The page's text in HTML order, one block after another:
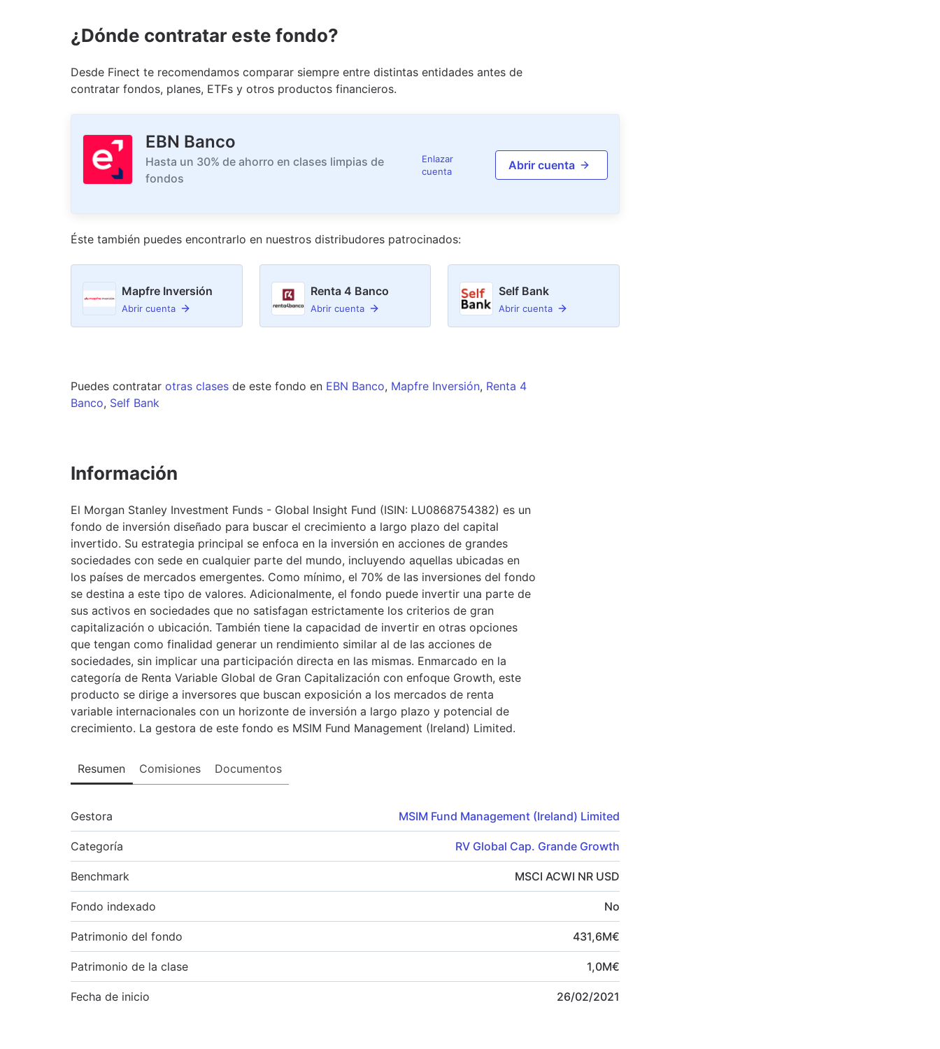
¿Dónde contratar este fondo?
Desde Finect te recomendamos comparar siempre entre distintas entidades antes de
contratar fondos, planes, ETFs y otros productos financieros.
EBN Banco
Hasta un 30% de ahorro en clases limpias de
fondos
Enlazar
cuenta
Abrir cuenta
Éste también puedes encontrarlo en nuestros distribudores patrocinados:
Mapfre Inversión
Abrir cuenta
Renta 4 Banco
Abrir cuenta
Self Bank
Abrir cuenta
Puedes contratar otras clases de este fondo en EBN Banco, Mapfre Inversión, Renta 4
Banco, Self Bank
Información
El Morgan Stanley Investment Funds - Global Insight Fund (ISIN: LU0868754382) es un
fondo de inversión diseñado para buscar el crecimiento a largo plazo del capital
invertido. Su estrategia principal se enfoca en la inversión en acciones de grandes
sociedades con sede en cualquier parte del mundo, incluyendo aquellas ubicadas en
los países de mercados emergentes. Como mínimo, el 70% de las inversiones del fondo
se destina a este tipo de valores. Adicionalmente, el fondo puede invertir una parte de
sus activos en sociedades que no satisfagan estrictamente los criterios de gran
capitalización o ubicación. También tiene la capacidad de invertir en otras opciones
que tengan como finalidad generar un rendimiento similar al de las acciones de
sociedades, sin implicar una participación directa en las mismas. Enmarcado en la
categoría de Renta Variable Global de Gran Capitalización con enfoque Growth, este
producto se dirige a inversores que buscan exposición a los mercados de renta
variable internacionales con un horizonte de inversión a largo plazo y potencial de
crecimiento. La gestora de este fondo es MSIM Fund Management (Ireland) Limited.
Resumen Comisiones Documentos
Gestora MSIM Fund Management (Ireland) Limited
Categoría RV Global Cap. Grande Growth
Benchmark MSCI ACWI NR USD
Fondo indexado No
Patrimonio del fondo 431,6M€
Patrimonio de la clase 1,0M€
Fecha de inicio 26/02/2021